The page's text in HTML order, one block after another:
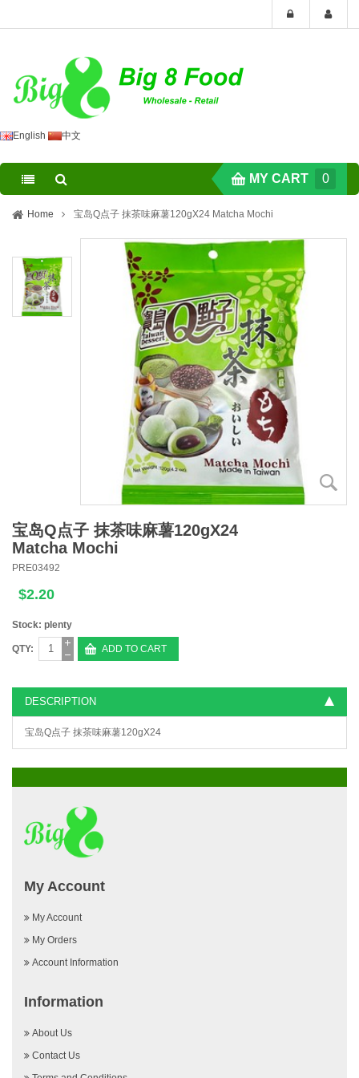
English 中文
MY CART 0
Home 宝岛Q点子 抹茶味麻薯120gX24 Matcha Mochi
宝岛Q点子 抹茶味麻薯120gX24
Matcha Mochi
PRE03492
$2.20
Stock: plenty
QTY: ADD TO CART
DESCRIPTION
宝岛Q点子 抹茶味麻薯120gX24
My Account
My Account
My Orders
Account Information
Information
About Us
Contact Us